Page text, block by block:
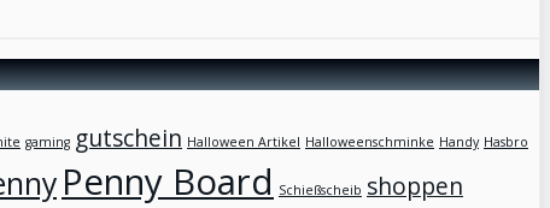
gaming gutschein Halloween Artikel Halloweenschminke Handy Hasbro
Penny Board Schießscheib shoppen